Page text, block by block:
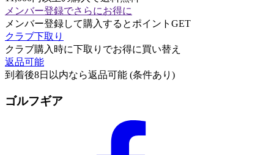
メンバー登録でさらにお得に
メンバー登録して購入するとポイントGET
クラブ下取り
クラブ購入時に下取りでお得に買い替え
返品可能
到着後8日以内なら返品可能 (条件あり)
ゴルフギア